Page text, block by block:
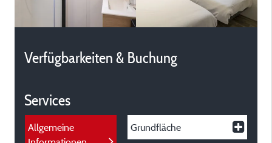
Verfügbarkeiten & Buchung
Services
Allgemeine
Grundfläche